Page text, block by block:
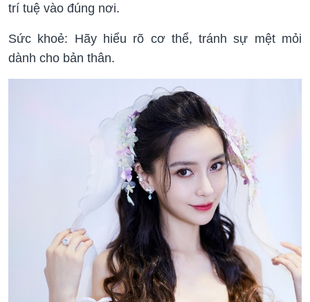
trí tuệ vào đúng nơi.
Sức khoẻ: Hãy hiểu rõ cơ thể, tránh sự mệt mỏi
dành cho bản thân.